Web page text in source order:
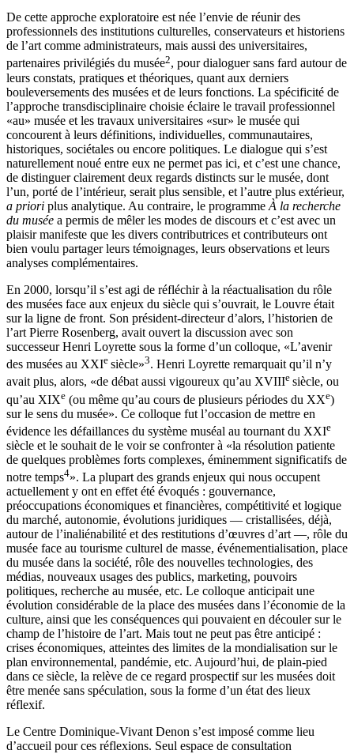
De cette approche exploratoire est née l’envie de réunir des
professionnels des institutions culturelles, conservateurs et historiens
de l’art comme administrateurs, mais aussi des universitaires,
partenaires privilégiés du musée2, pour dialoguer sans fard autour de
leurs constats, pratiques et théoriques, quant aux derniers
bouleversements des musées et de leurs fonctions. La spécificité de
l’approche transdisciplinaire choisie éclaire le travail professionnel
«au» musée et les travaux universitaires «sur» le musée qui
concourent à leurs définitions, individuelles, communautaires,
historiques, sociétales ou encore politiques. Le dialogue qui s’est
naturellement noué entre eux ne permet pas ici, et c’est une chance,
de distinguer clairement deux regards distincts sur le musée, dont
l’un, porté de l’intérieur, serait plus sensible, et l’autre plus extérieur,
a priori plus analytique. Au contraire, le programme À la recherche
du musée a permis de mêler les modes de discours et c’est avec un
plaisir manifeste que les divers contributrices et contributeurs ont
bien voulu partager leurs témoignages, leurs observations et leurs
analyses complémentaires.
En 2000, lorsqu’il s’est agi de réfléchir à la réactualisation du rôle
des musées face aux enjeux du siècle qui s’ouvrait, le Louvre était
sur la ligne de front. Son président-directeur d’alors, l’historien de
l’art Pierre Rosenberg, avait ouvert la discussion avec son
successeur Henri Loyrette sous la forme d’un colloque, «L’avenir
des musées au XXIe siècle»3. Henri Loyrette remarquait qu’il n’y
avait plus, alors, «de débat aussi vigoureux qu’au XVIIIe siècle, ou
qu’au XIXe (ou même qu’au cours de plusieurs périodes du XXe)
sur le sens du musée». Ce colloque fut l’occasion de mettre en
évidence les défaillances du système muséal au tournant du XXIe
siècle et le souhait de le voir se confronter à «la résolution patiente
de quelques problèmes forts complexes, éminemment significatifs de
notre temps4». La plupart des grands enjeux qui nous occupent
actuellement y ont en effet été évoqués : gouvernance,
préoccupations économiques et financières, compétitivité et logique
du marché, autonomie, évolutions juridiques — cristallisées, déjà,
autour de l’inaliénabilité et des restitutions d’œuvres d’art —, rôle du
musée face au tourisme culturel de masse, événementialisation, place
du musée dans la société, rôle des nouvelles technologies, des
médias, nouveaux usages des publics, marketing, pouvoirs
politiques, recherche au musée, etc. Le colloque anticipait une
évolution considérable de la place des musées dans l’économie de la
culture, ainsi que les conséquences qui pouvaient en découler sur le
champ de l’histoire de l’art. Mais tout ne peut pas être anticipé :
crises économiques, atteintes des limites de la mondialisation sur le
plan environnemental, pandémie, etc. Aujourd’hui, de plain-pied
dans ce siècle, la relève de ce regard prospectif sur les musées doit
être menée sans spéculation, sous la forme d’un état des lieux
réflexif.
Le Centre Dominique-Vivant Denon s’est imposé comme lieu
d’accueil pour ces réflexions. Seul espace de consultation